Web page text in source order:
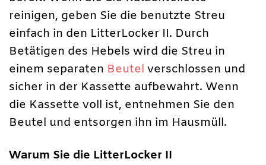
reinigen, geben Sie die benutzte Streu
einfach in den LitterLocker II. Durch
Betätigen des Hebels wird die Streu in
einem separaten Beutel verschlossen und
sicher in der Kassette aufbewahrt. Wenn
die Kassette voll ist, entnehmen Sie den
Beutel und entsorgen ihn im Hausmüll.
Warum Sie die LitterLocker II